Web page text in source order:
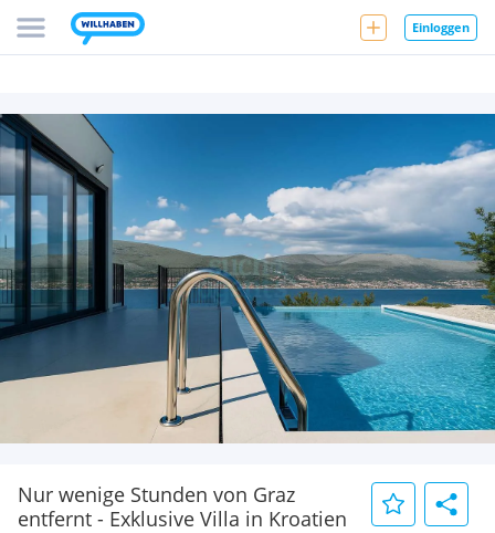
Einloggen
Nur wenige Stunden von Graz
entfernt - Exklusive Villa in Kroatien